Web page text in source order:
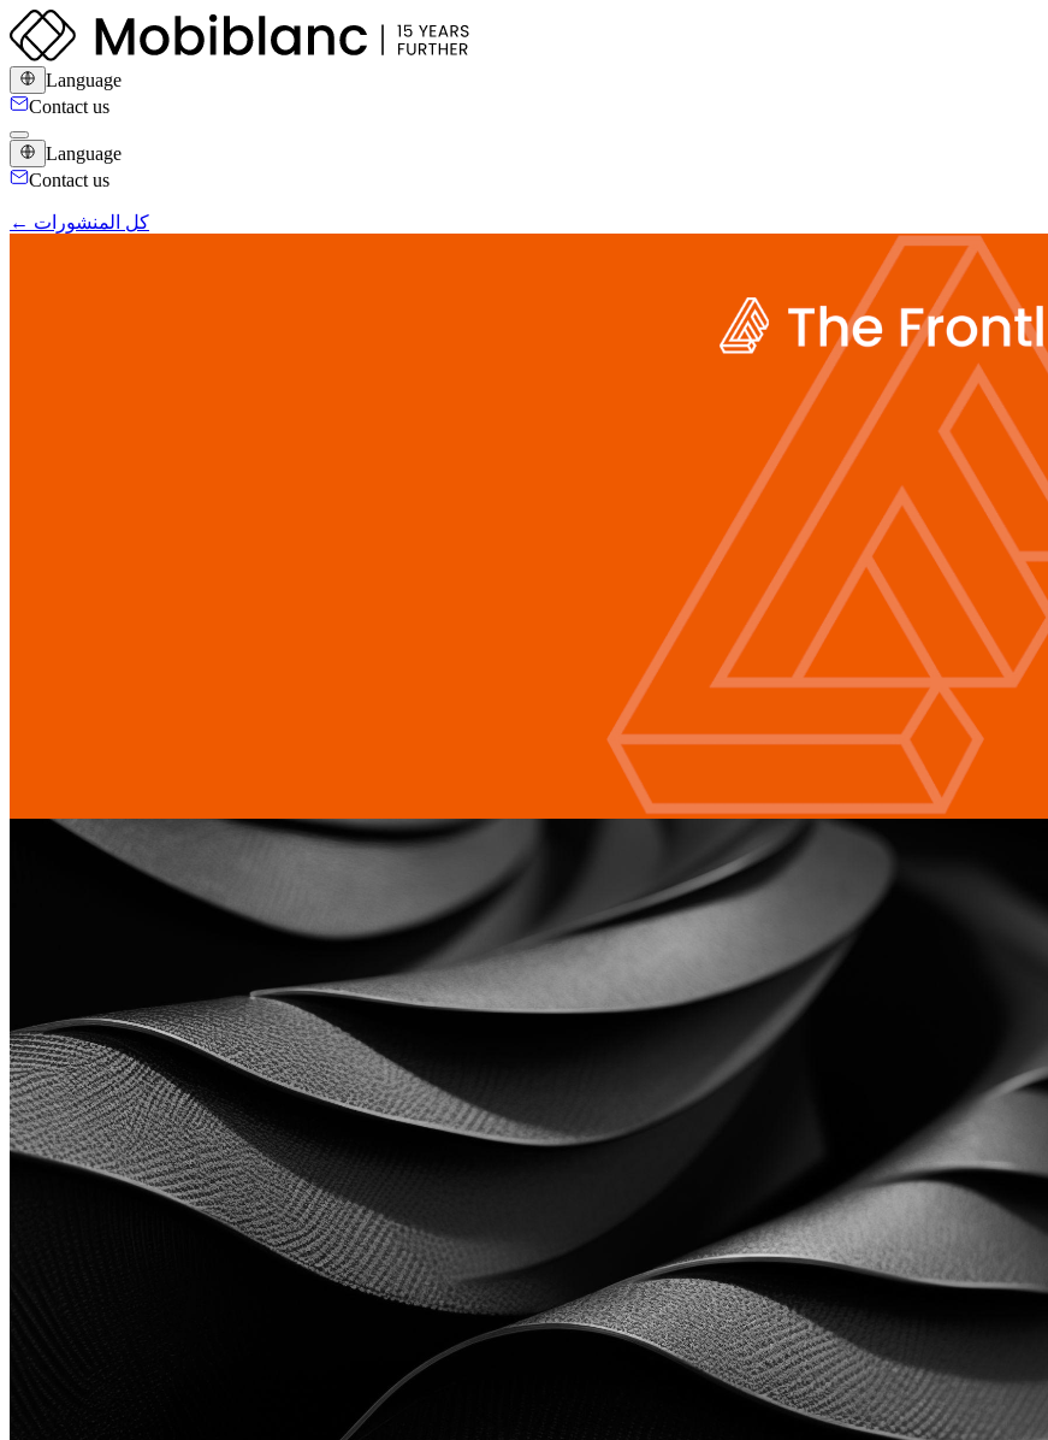
Language
Contact us
Language
Contact us
← كل المنشورات